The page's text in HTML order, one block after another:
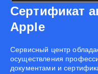
Сертификат
Apple
Cервисный центр
осуществления
документами и